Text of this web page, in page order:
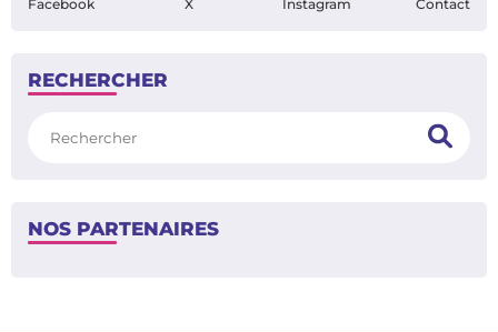
Facebook X Instagram Contact
RECHERCHER
NOS PARTENAIRES